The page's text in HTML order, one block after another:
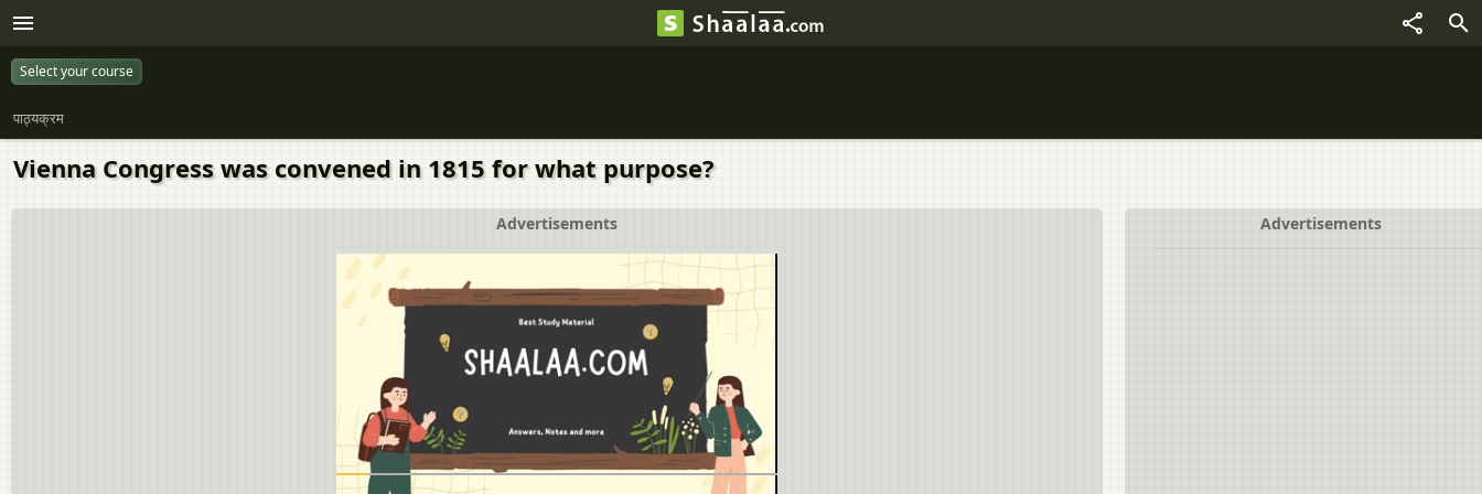
Select your course
पाठ्यक्रम
Vienna Congress was convened in 1815 for what purpose?
Advertisements
Advertisements